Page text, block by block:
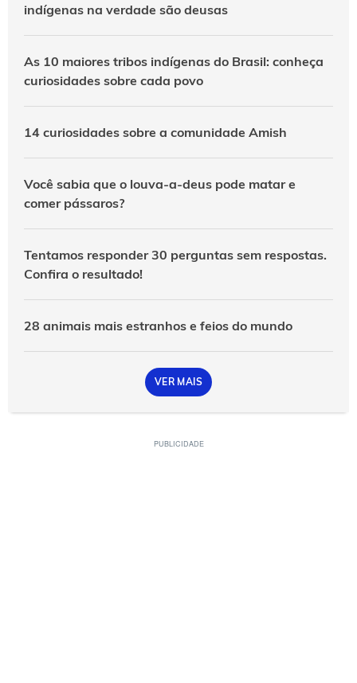
indígenas na verdade são deusas
As 10 maiores tribos indígenas do Brasil: conheça
curiosidades sobre cada povo
14 curiosidades sobre a comunidade Amish
Você sabia que o louva-a-deus pode matar e
comer pássaros?
Tentamos responder 30 perguntas sem respostas.
Confira o resultado!
28 animais mais estranhos e feios do mundo
VER MAIS